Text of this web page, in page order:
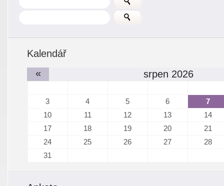
Kalendář
«
srpen 2026
3 4 5 6
7
10
11 12 13
14
17
18 19 20
21
24
25 26 27
28
31